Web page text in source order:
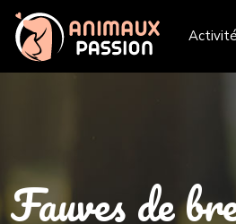
Fauves de